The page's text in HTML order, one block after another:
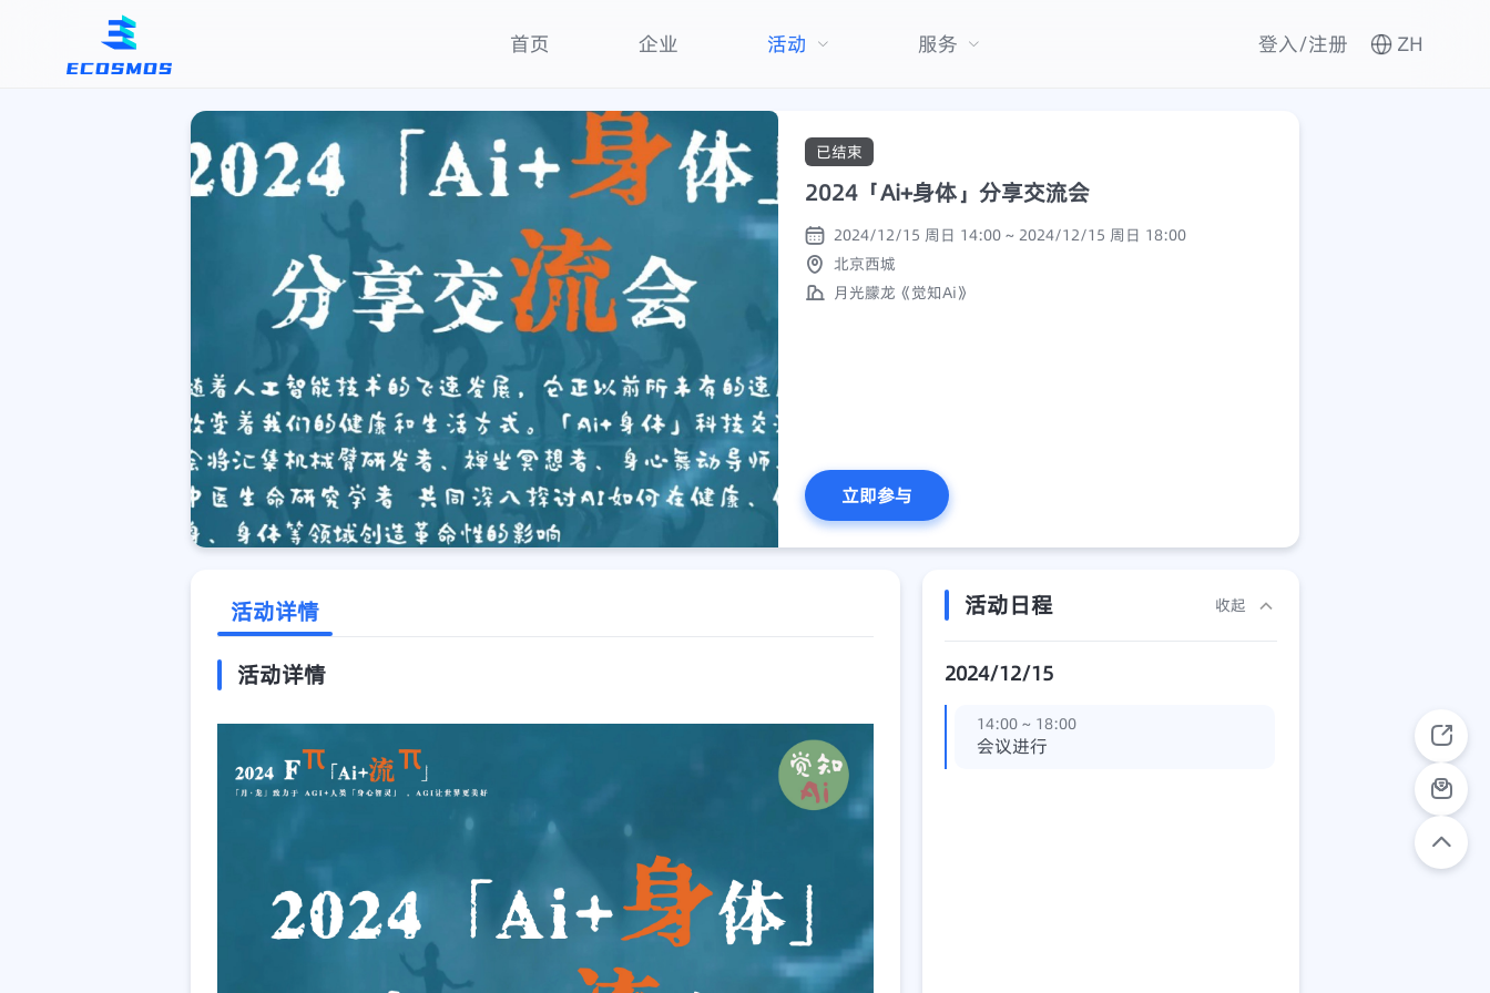
首页 企业 活动 服务 登入/注册 ZH
已结束
2024「Ai+身体」分享交流会
2024/12/15 周日 14:00 ~ 2024/12/15 周日 18:00
北京西城
月光朦龙《觉知Ai》
立即参与
活动详情
活动详情
活动日程 收起
2024/12/15
14:00 ~ 18:00
会议进行